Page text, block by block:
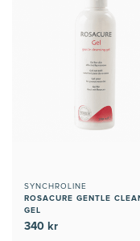
SYNCHROLINE
ROSACURE GENTLE
GEL
340 kr